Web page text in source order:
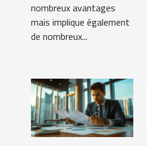
nombreux avantages
mais implique également
de nombreux...